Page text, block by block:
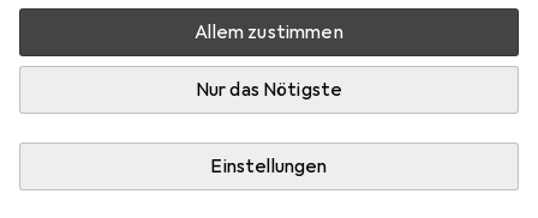
Allem zustimmen
Nur das Nötigste
Einstellungen
Zwischen Mi, 12.8. und Do, 13.8. geliefert
Mehr als 10 Stück an Lager beim Drittanbieter
Lieferort angeben für genaue Lieferzeit
i
preiguDE